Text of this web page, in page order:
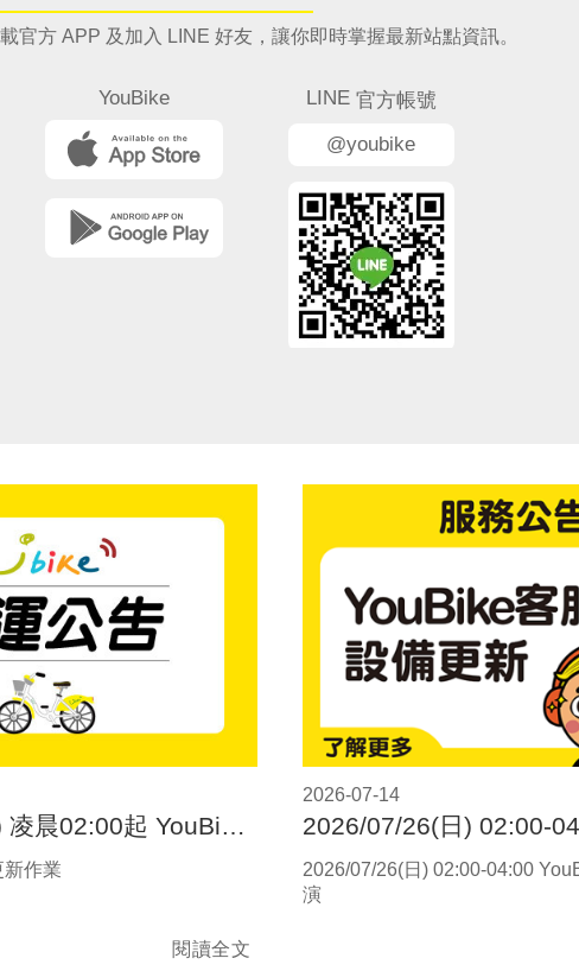
官方 APP 及加入 LINE 好友，讓你即時掌握最新站點資訊。
YouBike LINE 官方帳號
@youbike
2026/07/25(六) 凌晨02:00起 YouBike 2.0E車機更新作業
作業
閱讀全文
2026-07-14
2026/07/26(日) 02:00-04:00
演